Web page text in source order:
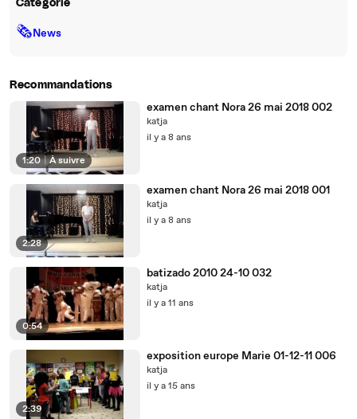
Catégorie
🗞News
Recommandations
1:20 | À suivre
examen chant Nora 26 mai 2018 002
katja
il y a 8 ans
2:28
examen chant Nora 26 mai 2018 001
katja
il y a 8 ans
0:54
batizado 2010 24-10 032
katja
il y a 11 ans
2:39
exposition europe Marie 01-12-11 006
katja
il y a 15 ans